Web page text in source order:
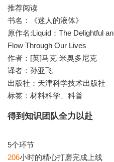
推荐阅读
书名：《迷人的液体》
原作名:Liquid：The Delightful
Flow Through Our Lives
作者：[英]马克·米奥多尼克
译者：孙亚飞
出版社：天津科学技术出版社
标签：材料科学、科普
得到知识团队全力以赴
206